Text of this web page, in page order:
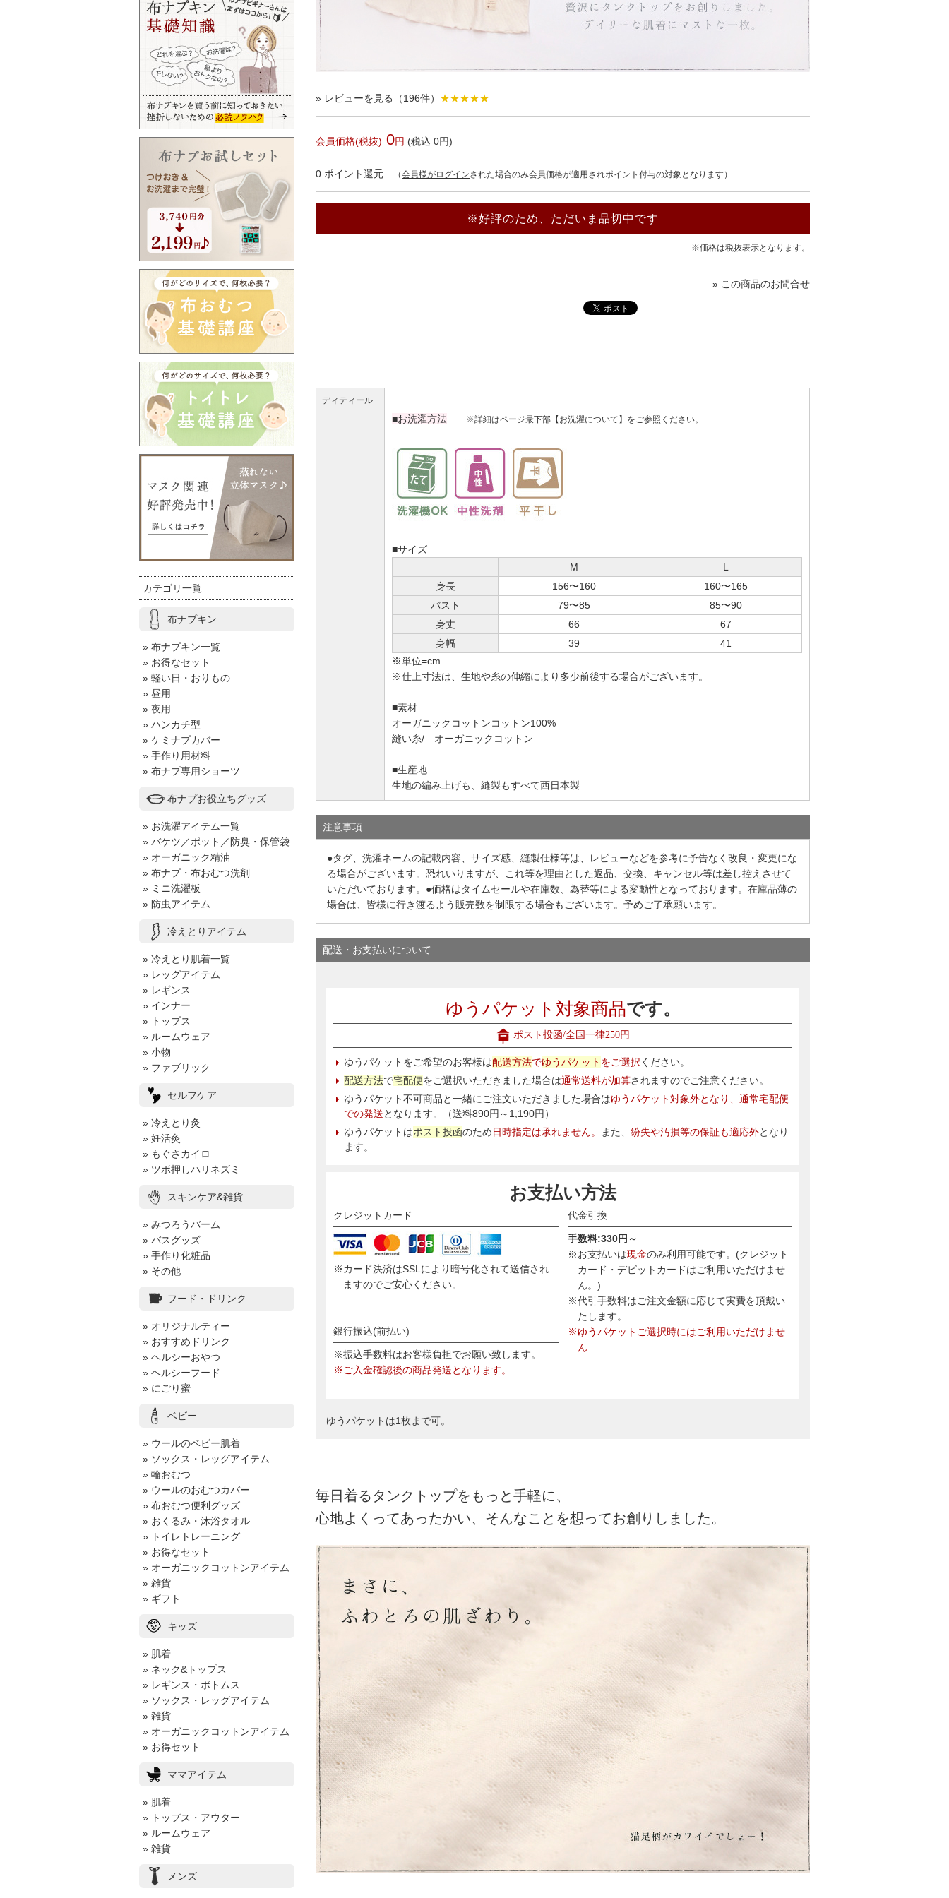
カテゴリ一覧
布ナプキン
» 布ナプキン一覧
» お得なセット
» 軽い日・おりもの
» 昼用
» 夜用
» ハンカチ型
» ケミナプカバー
» 手作り用材料
» 布ナプ専用ショーツ
布ナプお役立ちグッズ
» お洗濯アイテム一覧
» バケツ／ポット／防臭・保管袋
» オーガニック精油
» 布ナプ・布おむつ洗剤
» ミニ洗濯板
» 防虫アイテム
冷えとりアイテム
» 冷えとり肌着一覧
» レッグアイテム
» レギンス
» インナー
» トップス
» ルームウェア
» 小物
» ファブリック
セルフケア
» 冷えとり灸
» 妊活灸
» もぐさカイロ
» ツボ押しハリネズミ
スキンケア&雑貨
» みつろうバーム
» バスグッズ
» 手作り化粧品
» その他
フード・ドリンク
» オリジナルティー
» おすすめドリンク
» ヘルシーおやつ
» ヘルシーフード
» にごり蜜
ベビー
» ウールのベビー肌着
» ソックス・レッグアイテム
» 輪おむつ
» ウールのおむつカバー
» 布おむつ便利グッズ
» おくるみ・沐浴タオル
» トイレトレーニング
» お得なセット
» オーガニックコットンアイテム
» 雑貨
» ギフト
キッズ
» 肌着
» ネック&トップス
» レギンス・ボトムス
» ソックス・レッグアイテム
» 雑貨
» オーガニックコットンアイテム
» お得セット
ママアイテム
» 肌着
» トップス・アウター
» ルームウェア
» 雑貨
メンズ
» レビューを見る（196件） ★★★★★
会員価格(税抜) 0円 (税込 0円)
0 ポイント還元 （会員様がログインされた場合のみ会員価格が適用されポイント付与の対象となります）
※好評のため、ただいま品切中です
※価格は税抜表示となります。
» この商品のお問合せ
ディティール
■お洗濯方法 ※詳細はページ最下部【お洗濯について】をご参照ください。
■サイズ
M
L
身長
156〜160
160〜165
バスト
79〜85
85〜90
身丈
66
67
身幅
39
41
※単位=cm
※仕上寸法は、生地や糸の伸縮により多少前後する場合がございます。
■素材
オーガニックコットンコットン100%
縫い糸/ オーガニックコットン
■生産地
生地の編み上げも、縫製もすべて西日本製
注意事項
●タグ、洗濯ネームの記載内容、サイズ感、縫製仕様等は、レビューなどを参考に予告なく改良・変更にな
る場合がございます。恐れいりますが、これ等を理由とした返品、交換、キャンセル等は差し控えさせて
いただいております。●価格はタイムセールや在庫数、為替等による変動性となっております。在庫品薄の
場合は、皆様に行き渡るよう販売数を制限する場合もございます。予めご了承願います。
配送・お支払いについて
ゆうパケット対象商品です。
ポスト投函/全国一律250円
ゆうパケットをご希望のお客様は配送方法でゆうパケット をご選択 ください。
配送方法で宅配便をご選択いただきました場合は通常送料が加算されますのでご注意ください。
ゆうパケット不可商品と一緒にご注文いただきました場合はゆうパケット対象外となり、通常宅配便
での発送となります。（送料890円～1,190円）
ゆうパケットはポスト投函のため日時指定は承れません。 また、 紛失や汚損等の保証も適応外となり
ます。
お支払い方法
クレジットカード
※カード決済はSSLにより暗号化されて送信され
ますのでご安心ください。
代金引換
手数料:330円～
※お支払いは現金のみ利用可能です。(クレジット
カード・デビットカードはご利用いただけませ
ん。)
※代引手数料はご注文金額に応じて実費を頂戴い
たします。
※ゆうパケットご選択時にはご利用いただけませ
ん
銀行振込(前払い)
※振込手数料はお客様負担でお願い致します。
※ご入金確認後の商品発送となります。
ゆうパケットは1枚まで可。
毎日着るタンクトップをもっと手軽に、
心地よくってあったかい、そんなことを想ってお創りしました。